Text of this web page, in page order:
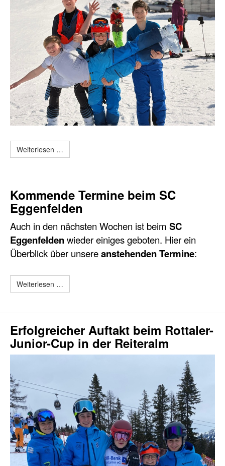
Weiterlesen …
Kommende Termine beim SC
Eggenfelden
Auch in den nächsten Wochen ist beim SC
Eggenfeldenwieder einiges geboten. Hier ein
Überblick über unsereanstehenden Termine:
Weiterlesen …
Erfolgreicher Auftakt beim Rottaler-
Junior-Cup in der Reiteralm